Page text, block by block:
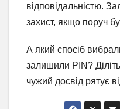
відповідальністю.
захист, якщо поруч
А який спосіб
залишили PIN?
чужий досвід рятує